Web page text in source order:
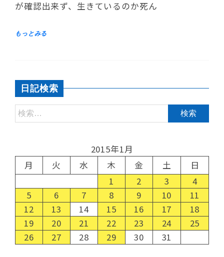
が確認出来ず、生きているのか死ん
日記検索
2015年1月
月
火 水 木 金 土
日
1
2 3
4
5
6 7 8 9 10
11
12
13 14 15 16 17
18
19
20 21 22 23 24
25
26
27 28 29 30 31